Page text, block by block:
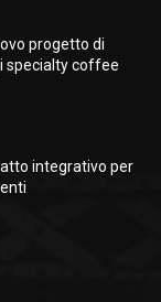
progetto di
specialty coffee
integrativo per